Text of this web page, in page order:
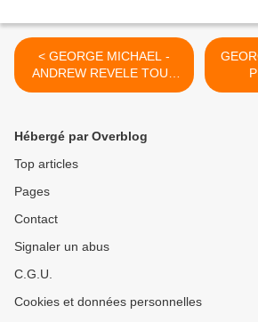
< GEORGE MICHAEL -
ANDREW REVELE TOUT
SUR SON MEILLEUR AMI !!
Hébergé par Overblog
Top articles
Pages
Contact
Signaler un abus
C.G.U.
Cookies et données personnelles